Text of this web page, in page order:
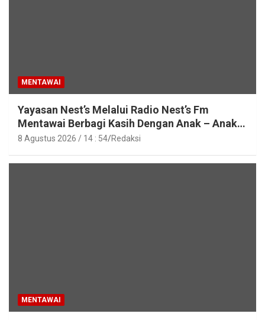
MENTAWAI
Yayasan Nest’s Melalui Radio Nest’s Fm
Mentawai Berbagi Kasih Dengan Anak – Anak
Asrama SMAN 2 Sipora
8 Agustus 2026 / 14 : 54 Redaksi
MENTAWAI